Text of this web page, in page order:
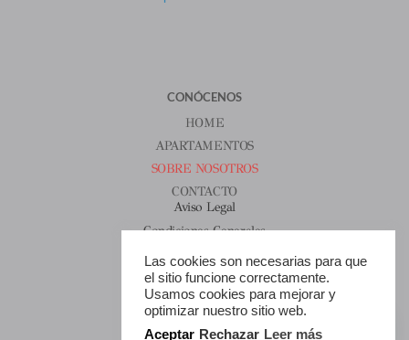
CONÓCENOS
HOME
APARTAMENTOS
SOBRE NOSOTROS
CONTACTO
Aviso Legal
Condiciones Generales
Política De Cookies
HORARIOS
Todos Los Días
9:00 Am – 8:00 Pm
Las cookies son necesarias para que
el sitio funcione correctamente.
Usamos cookies para mejorar y
optimizar nuestro sitio web.
Aceptar Rechazar Leer más